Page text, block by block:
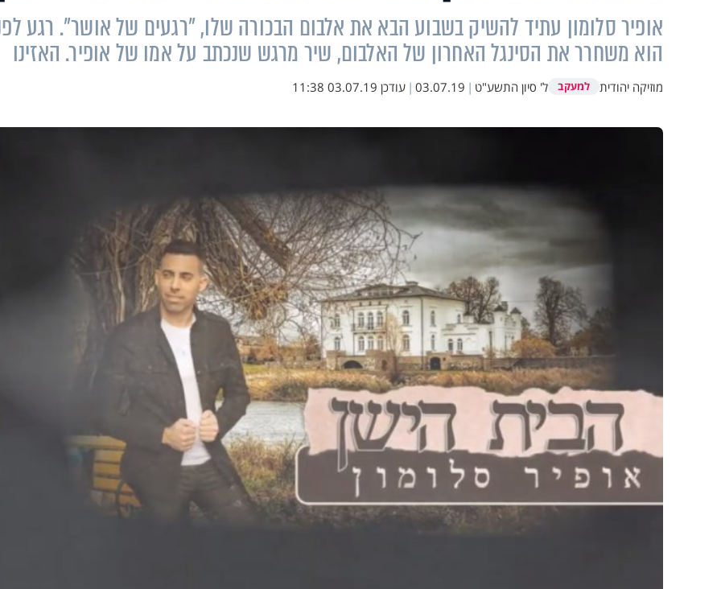
אופיר סלומון עתיד להשיק בשבוע הבא את אלבום הבכורה שלו, "רגעים של אושר". רגע
הוא משחרר את הסינגל האחרון של האלבום, שיר מרגש שנכתב על אמו של אופיר. האזינו
מוזיקה יהודית למעקב ל' סיון התשע"ט |
03.07.19
| עודכן 03.07.19 11:38